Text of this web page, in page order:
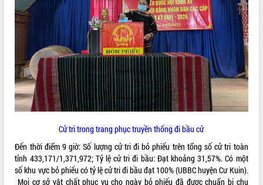
Chuyển đổi số 'mở đường' cho nông
nghiệp Đắk Lắk tăng trưởng bứt phá
Triển khai đồng bộ đo đạc, lập hồ sơ
địa chính, hoàn thiện cơ sở dữ liệu đất
đai
Ứng dụng sinh trắc học - Bước tiến
trong hành trình chuyển đổi số tại Đắk
Lắk
Đắk Lắk nâng cao hiệu quả công tác
Đảng từ Sổ tay đảng viên điện tử
Đắk Lắk đẩy mạnh nuôi biển công
nghệ, hướng tới phát triển thủy sản
bền vững
Cử tri trong trang phục truyền thống đi bầu cử
Đến thời điểm 9 giờ: Số lượng cử tri đi bỏ phiếu trên tổng số cử tri toàn
tỉnh 433,171/1,371,972; Tỷ lệ cử tri đi bầu: Đạt khoảng 31,57%. Có một
số khu vực bỏ phiếu có tỷ lệ cử tri đi bầu đạt 100% (UBBC huyện Cư Kuin).
Mọi cơ sở vật chất phục vụ cho ngày bỏ phiếu đã được chuẩn bị chu